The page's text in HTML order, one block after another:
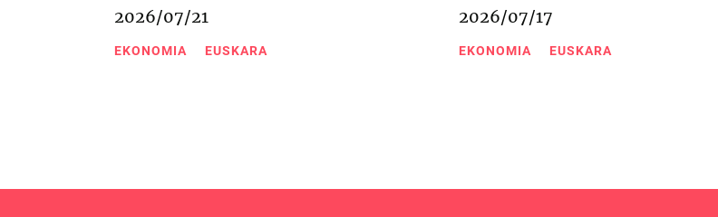
2026/07/21
EKONOMIA EUSKARA
2026/07/17
EKONOMIA EUSKARA